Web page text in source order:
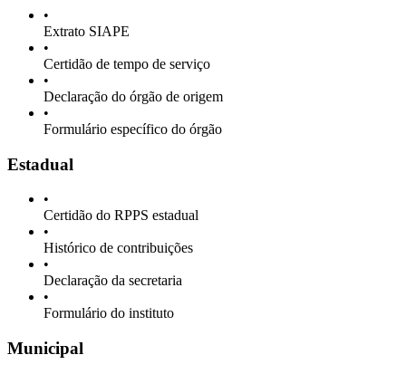
•
Extrato SIAPE
•
Certidão de tempo de serviço
•
Declaração do órgão de origem
•
Formulário específico do órgão
Estadual
•
Certidão do RPPS estadual
•
Histórico de contribuições
•
Declaração da secretaria
•
Formulário do instituto
Municipal